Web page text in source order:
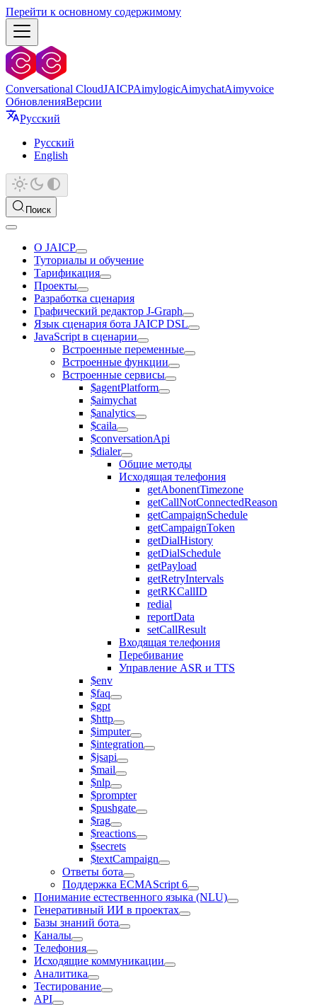
Перейти к основному содержимому
Conversational CloudJAICPAimylogicAimychatAimyvoice
ОбновленияВерсии
Русский
Русский
English
Поиск
О JAICP
Туториалы и обучение
Тарификация
Проекты
Разработка сценария
Графический редактор J‑Graph
Язык сценария бота JAICP DSL
JavaScript в сценарии
Встроенные переменные
Встроенные функции
Встроенные сервисы
$agentPlatform
$aimychat
$analytics
$caila
$conversationApi
$dialer
Общие методы
Исходящая телефония
getAbonentTimezone
getCallNotConnectedReason
getCampaignSchedule
getCampaignToken
getDialHistory
getDialSchedule
getPayload
getRetryIntervals
getRKCallID
redial
reportData
setCallResult
Входящая телефония
Перебивание
Управление ASR и TTS
$env
$faq
$gpt
$http
$imputer
$integration
$jsapi
$mail
$nlp
$prompter
$pushgate
$rag
$reactions
$secrets
$textCampaign
Ответы бота
Поддержка ECMAScript 6
Понимание естественного языка (NLU)
Генеративный ИИ в проектах
Базы знаний бота
Каналы
Телефония
Исходящие коммуникации
Аналитика
Тестирование
API